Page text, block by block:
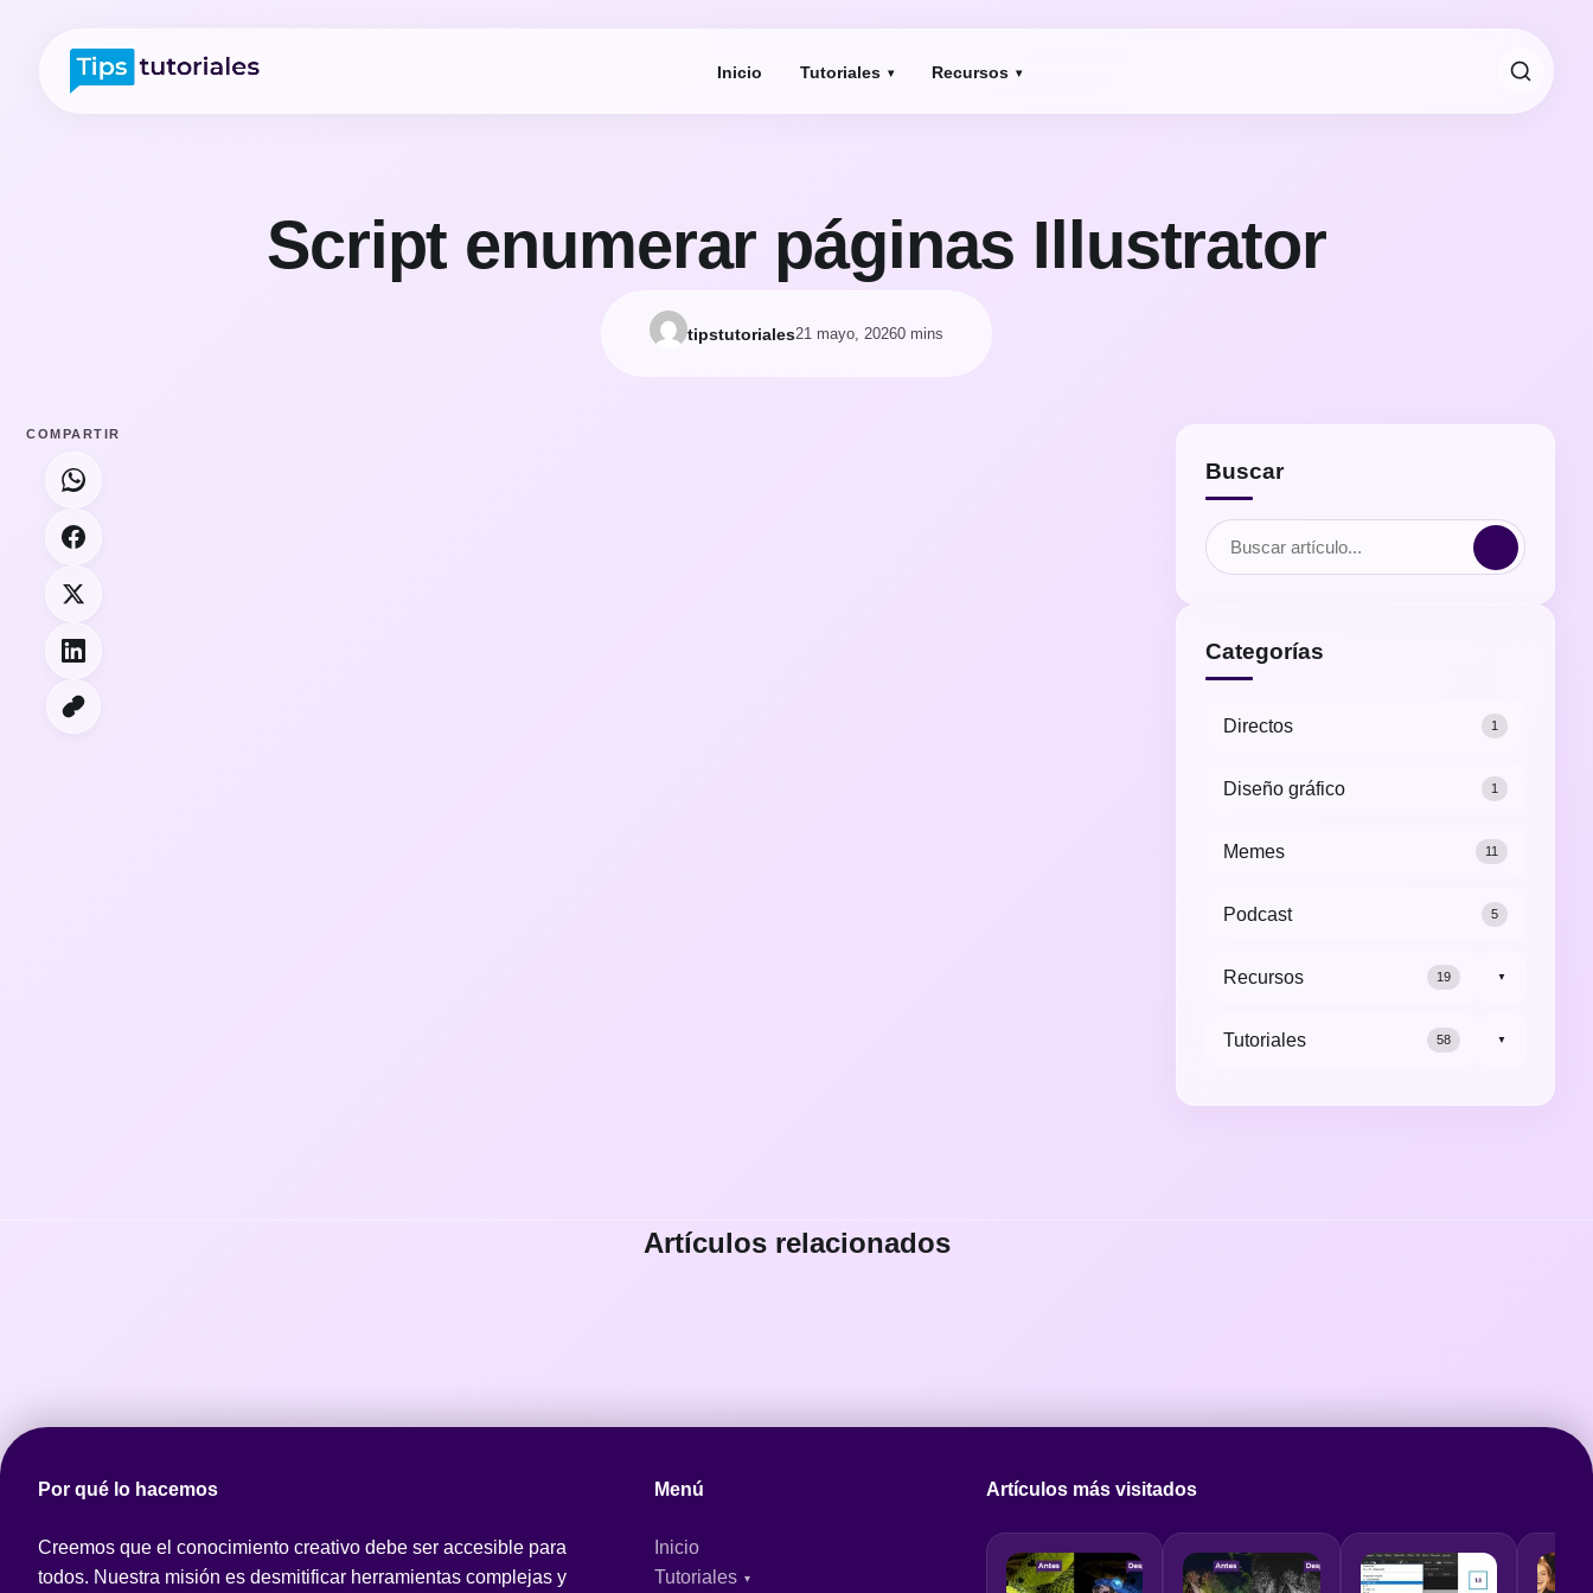
Inicio Tutoriales Recursos
Script enumerar páginas Illustrator
tipstutoriales21 mayo, 20260 mins
COMPARTIR
Buscar
Categorías
Directos 1
Diseño gráfico 1
Memes 11
Podcast 5
Recursos 19 ▼
Tutoriales 58 ▼
Artículos relacionados
Por qué lo hacemos
Creemos que el conocimiento creativo debe ser accesible para
todos. Nuestra misión es desmitificar herramientas complejas y
Menú
Inicio
Tutoriales
Artículos más visitados